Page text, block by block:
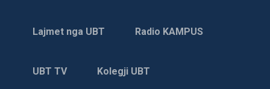
Lajmet nga UBT Radio KAMPUS
UBT TV Kolegji UBT